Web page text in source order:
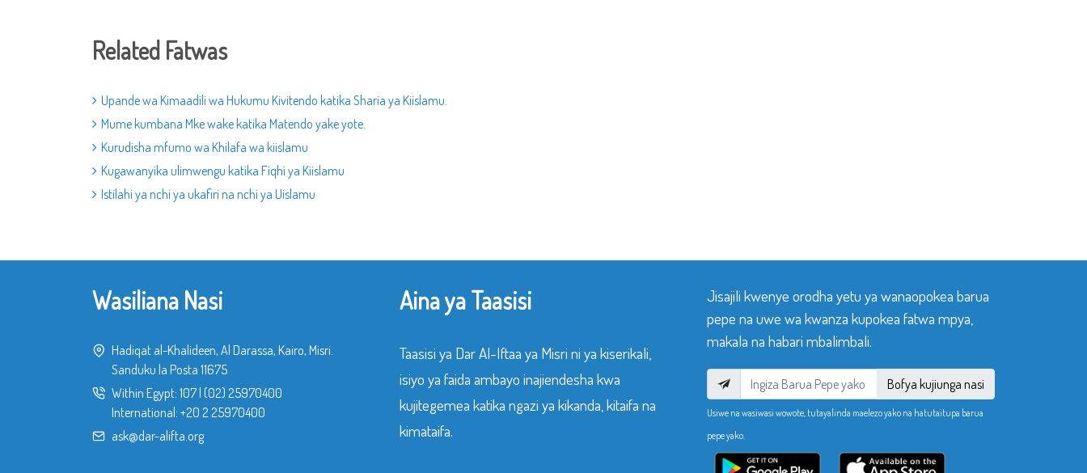
Related Fatwas
Upande wa Kimaadili wa Hukumu Kivitendo katika Sharia ya Kiislamu.
Mume kumbana Mke wake katika Matendo yake yote.
Kurudisha mfumo wa Khilafa wa kiislamu
Kugawanyika ulimwengu katika Fiqhi ya Kiislamu
Istilahi ya nchi ya ukafiri na nchi ya Uislamu
Wasiliana Nasi
Hadiqat al-Khalideen, Al Darassa, Kairo, Misri.
Sanduku la Posta 11675
Within Egypt: 107 (02) 25970400
International: +20 2 25970400
ask@dar-alifta.org
Aina ya Taasisi
Taasisi ya Dar Al-Iftaa ya Misri ni ya kiserikali,
isiyo ya faida ambayo inajiendesha kwa
kujitegemea katika ngazi ya kikanda, kitaifa na
kimataifa.
Jisajili kwenye orodha yetu ya wanaopokea barua
pepe na uwe wa kwanza kupokea fatwa mpya,
makala na habari mbalimbali.
Bofya kujiunga nasi
Usiwe na wasiwasi wowote, tutayalinda maelezo yako na hatutaitupa barua
pepe yako.